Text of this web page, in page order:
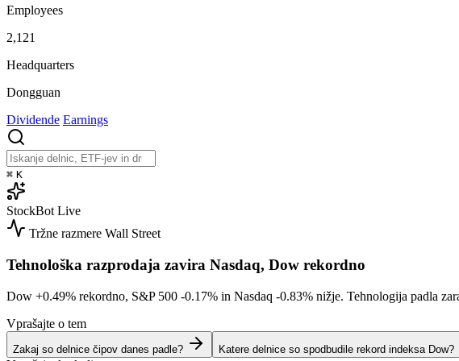
Employees
2,121
Headquarters
Dongguan
Dividende Earnings
⌘ K
StockBot Live
Tržne razmere Wall Street
Tehnološka razprodaja zavira Nasdaq, Dow rekordno
Dow +0.49% rekordno, S&P 500 -0.17% in Nasdaq -0.83% nižje. Tehnologija padla
Vprašajte o tem
Zakaj so delnice čipov danes padle? Katere delnice so spodbudile rekord indeksa Dow?